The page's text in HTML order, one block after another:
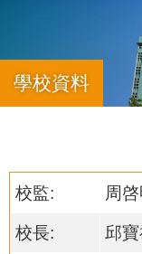
學校資料
航
連
結
校監: 周
校長: 邱